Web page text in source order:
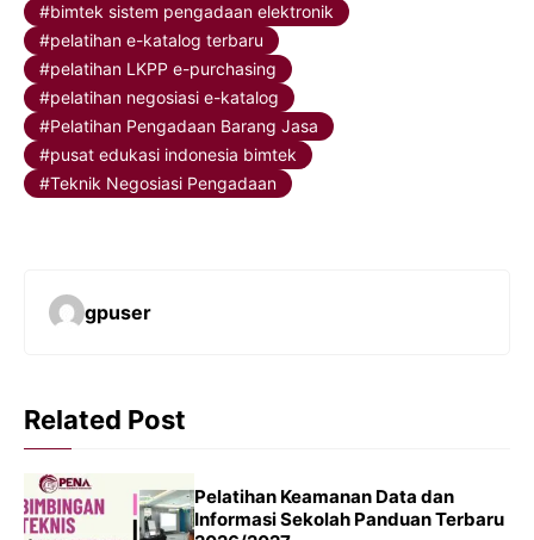
bimtek sistem pengadaan elektronik
pelatihan e-katalog terbaru
pelatihan LKPP e-purchasing
pelatihan negosiasi e-katalog
Pelatihan Pengadaan Barang Jasa
pusat edukasi indonesia bimtek
Teknik Negosiasi Pengadaan
gpuser
Related Post
Pelatihan Keamanan Data dan
Informasi Sekolah Panduan Terbaru